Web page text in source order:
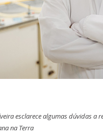
esclarece algumas dúvidas
na Terra